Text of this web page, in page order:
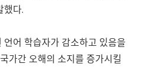
했다.
어 학습자가 감소하고 있음을
가간 오해의 소지를 증가시킬